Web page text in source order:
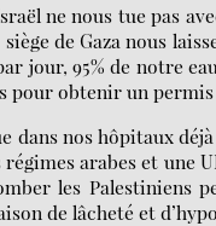
ne nous tue pas
siège de Gaza nous
jour, 95% de notre
pour obtenir un
dans nos hôpitaux
arabes et une
les Palestiniens
de lâcheté et